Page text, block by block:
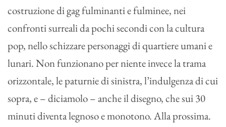
costruzione di gag fulminanti e fulminee, nei
confronti surreali da pochi secondi con la cultura
pop, nello schizzare personaggi di quartiere umani e
lunari. Non funzionano per niente invece la trama
orizzontale, le paturnie di sinistra, l’indulgenza di cui
sopra, e – diciamolo – anche il disegno, che sui 30
minuti diventa legnoso e monotono. Alla prossima.